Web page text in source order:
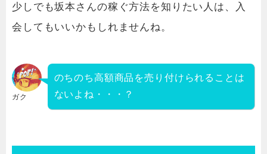
少しでも坂本さんの稼ぐ方法を知りたい人は、入
会してもいいかもしれませんね。
ガク
のちのち高額商品を売り付けられることは
ないよね・・・？